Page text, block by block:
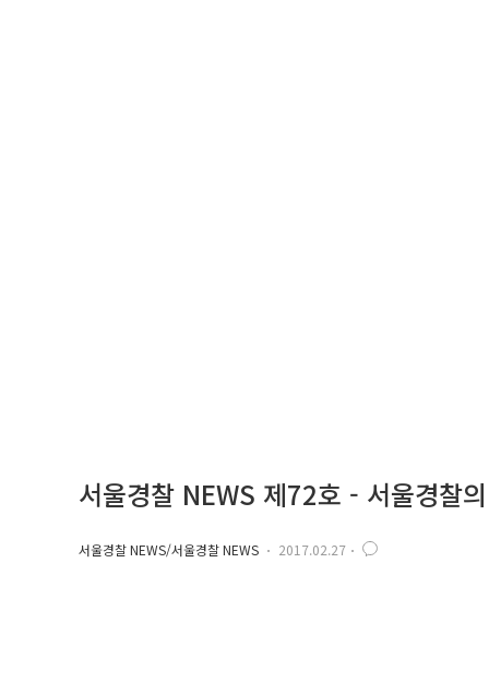
서울경찰 NEWS 제72호 - 서울경찰
서울경찰 NEWS/서울경찰 NEWS 2017.02.27